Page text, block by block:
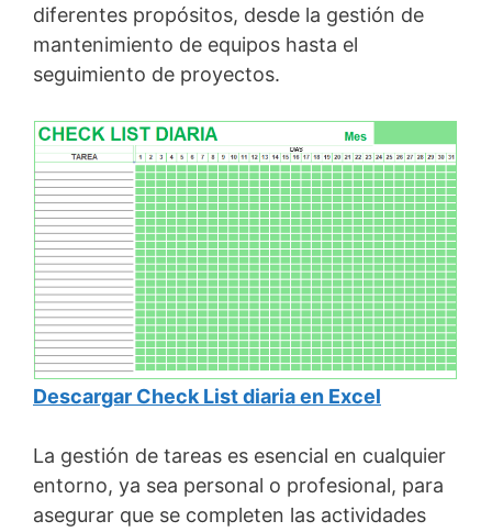
diferentes propósitos, desde la gestión de
mantenimiento de equipos hasta el
seguimiento de proyectos.
Descargar Check List diaria en Excel
La gestión de tareas es esencial en cualquier
entorno, ya sea personal o profesional, para
asegurar que se completen las actividades